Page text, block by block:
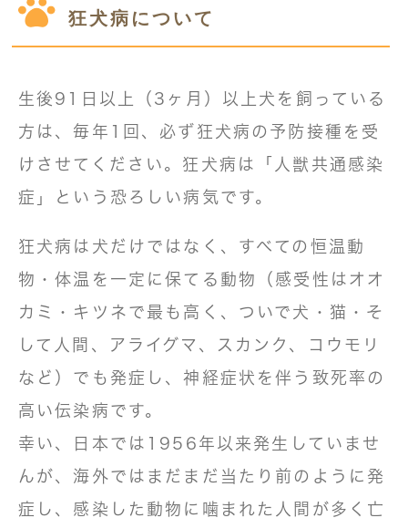
狂犬病について
生後91日以上（3ヶ月）以上犬を飼っている
方は、毎年1回、必ず狂犬病の予防接種を受
けさせてください。狂犬病は「人獣共通感染
症」という恐ろしい病気です。
狂犬病は犬だけではなく、すべての恒温動
物・体温を一定に保てる動物（感受性はオオ
カミ・キツネで最も高く、ついで犬・猫・そ
して人間、アライグマ、スカンク、コウモリ
など）でも発症し、神経症状を伴う致死率の
高い伝染病です。
幸い、日本では1956年以来発生していませ
んが、海外ではまだまだ当たり前のように発
症し、感染した動物に噛まれた人間が多く亡